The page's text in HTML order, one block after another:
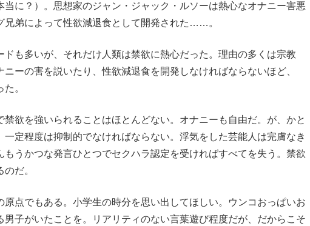
に？）。思想家のジャン・ジャック・ルソーは熱心なオナニー害悪
兄弟によって性欲減退食として開発された……。
も多いが、それだけ人類は禁欲に熱心だった。理由の多くは宗教
ーの害を説いたり、性欲減退食を開発しなければならないほど、
。
欲を強いられることはほとんどない。オナニーも自由だ。が、かと
定程度は抑制的でなければならない。浮気をした芸能人は完膚なき
もうかつな発言ひとつでセクハラ認定を受ければすべてを失う。禁欲
だ。
点でもある。小学生の時分を思い出してほしい。ウンコおっぱいお
子がいたことを。リアリティのない言葉遊び程度だが、だからこそ